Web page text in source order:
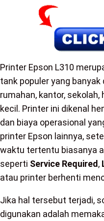
Printer Epson L310
tank populer yang
rumahan, kantor,
kecil. Printer ini dikenal
dan biaya operasional
printer Epson lainnya,
waktu tertentu biasanya
seperti Service Required,
atau printer berhenti
Jika hal tersebut terjadi,
digunakan adalah